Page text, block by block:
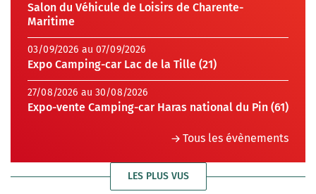
Salon du Véhicule de Loisirs de Charente-
Maritime
03/09/2026 au 07/09/2026
Expo Camping-car Lac de la Tille (21)
27/08/2026 au 30/08/2026
Expo-vente Camping-car Haras national du Pin (61)
Tous les évènements
LES PLUS VUS